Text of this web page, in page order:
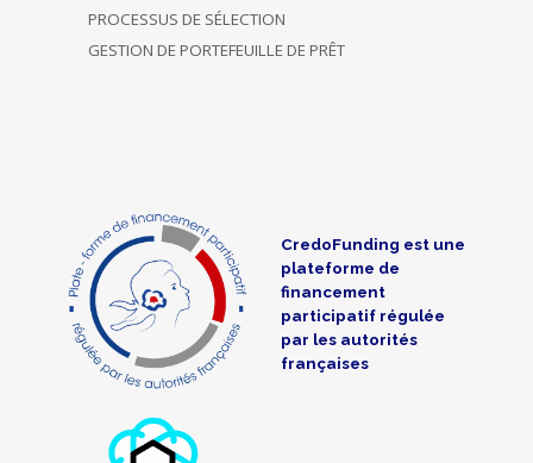
PROCESSUS DE SÉLECTION
GESTION DE PORTEFEUILLE DE PRÊT
CredoFunding est une
plateforme de
financement
participatif régulée
par les autorités
françaises